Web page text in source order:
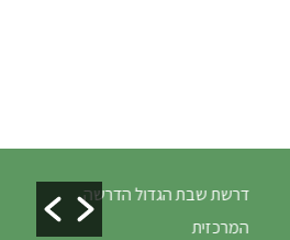
דרשת שבת הגדול הדרשה
המרכזית